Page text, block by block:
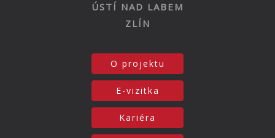
ÚSTÍ NAD LABEM
ZLÍN
O projektu
E-vizitka
Kariéra